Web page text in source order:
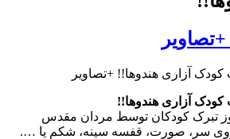
آزاری هندوها!! +تصاویر
آزاری هندوها!!
تبرک کودکان توسط مردان مقدس
روی سر، صورت، قفسه سینه، شکم یا ….